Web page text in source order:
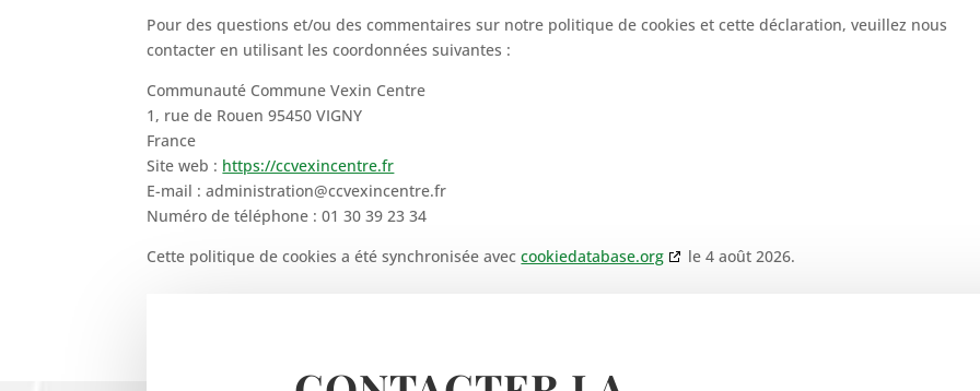
Pour des questions et/ou des commentaires sur notre politique de cookies et cette déclaration, veuillez nous
contacter en utilisant les coordonnées suivantes :
Communauté Commune Vexin Centre
1, rue de Rouen 95450 VIGNY
France
Site web : https://ccvexincentre.fr
E-mail :administration@ccvexincentre.fr
Numéro de téléphone : 01 30 39 23 34
Cette politique de cookies a été synchronisée aveccookiedatabase.org le 4 août 2026.